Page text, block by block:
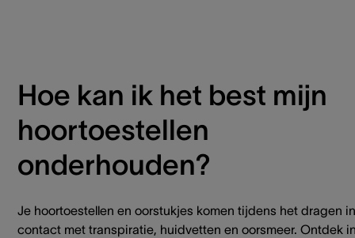
Hoe kan ik het best mijn
hoortoestellen
onderhouden?
Je hoortoestellen en oorstukjes komen tijdens het dragen in
contact met transpiratie, huidvetten en oorsmeer. Ontdek